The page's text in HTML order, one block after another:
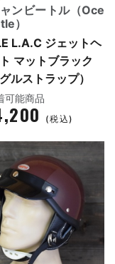
ンビートル（Oce
）
L.A.C ジェットヘ
マットブラック
ルストラップ）
可能商品
(税込)